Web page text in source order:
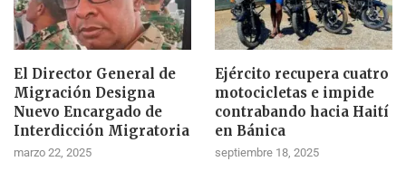
El Director General de
Migración Designa
Nuevo Encargado de
Interdicción Migratoria
marzo 22, 2025
Ejército recupera cuatro
motocicletas e impide
contrabando hacia Haití
en Bánica
septiembre 18, 2025